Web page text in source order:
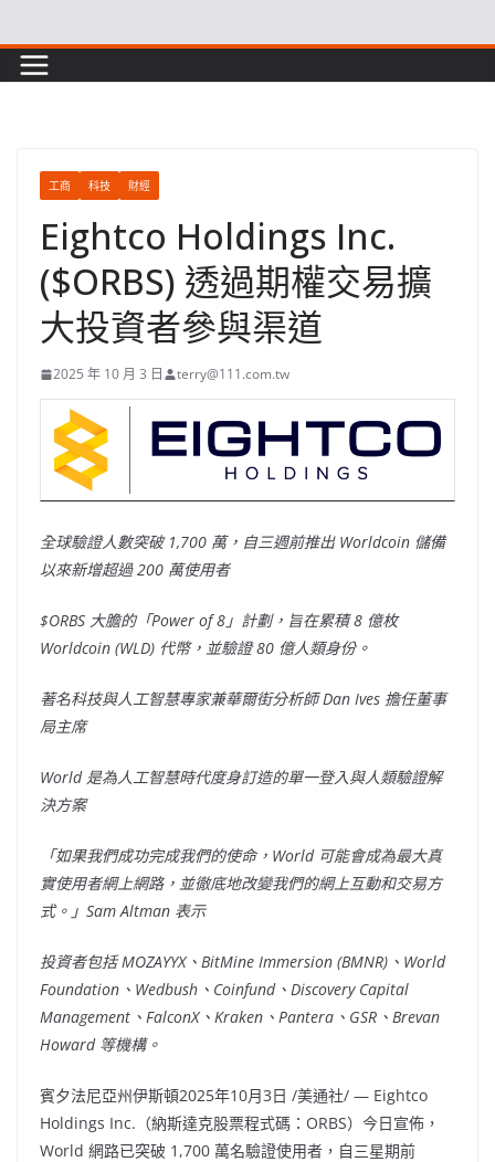
to
content
工商 科技 財經
Eightco Holdings Inc.
($ORBS) 透過期權交易擴
大投資者參與渠道
2025 年 10 月 3 日 terry@111.com.tw
全球驗證人數突破 1,700 萬，自三週前推出 Worldcoin 儲備
以來新增超過 200 萬使用者
$ORBS 大膽的「Power of 8」計劃，旨在累積 8 億枚
Worldcoin (WLD) 代幣，並驗證 80 億人類身份。
著名科技與人工智慧專家兼華爾街分析師Dan Ives 擔任董事
局主席
World 是為人工智慧時代度身訂造的單一登入與人類驗證解
決方案
「如果我們成功完成我們的使命，World 可能會成為最大真
實使用者網上網路，並徹底地改變我們的網上互動和交易方
式。」Sam Altman 表示
投資者包括 MOZAYYX、BitMine Immersion (BMNR)、World
Foundation、Wedbush、Coinfund、Discovery Capital
Management、FalconX、Kraken、Pantera、GSR、Brevan
Howard 等機構。
賓夕法尼亞州伊斯頓2025年10月3日 /美通社/ — Eightco
Holdings Inc.（納斯達克股票程式碼：ORBS）今日宣佈，
World 網路已突破 1,700 萬名驗證使用者，自三星期前